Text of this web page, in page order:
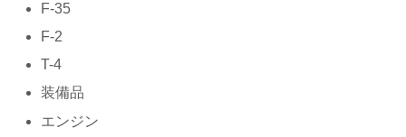
F-35
F-2
T-4
装備品
エンジン